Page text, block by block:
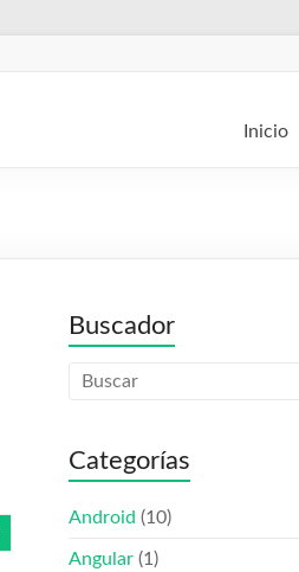
Inicio
Buscador
Categorías
Android (10)
Angular (1)